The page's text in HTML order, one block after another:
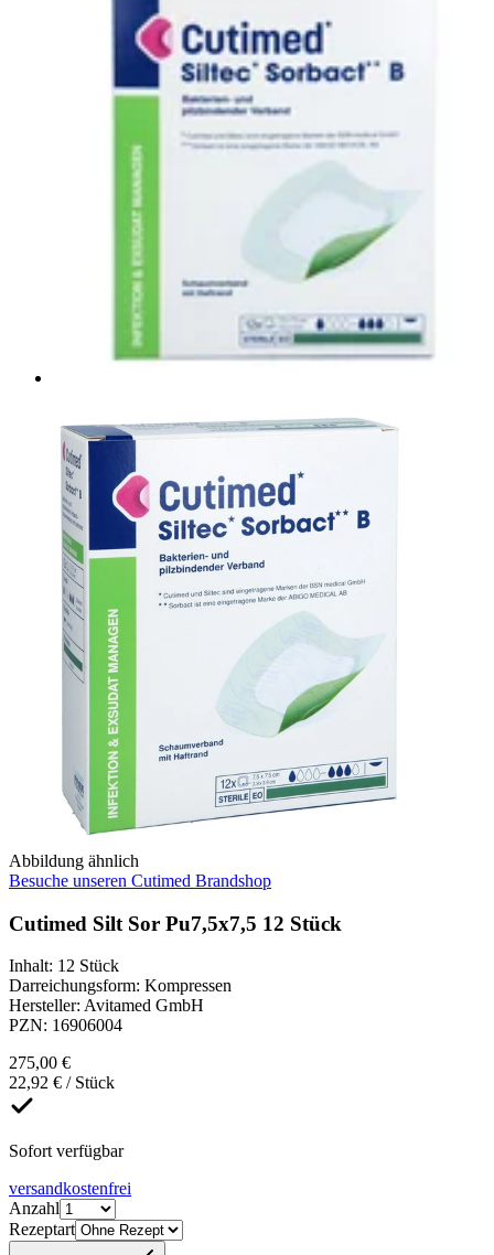
Abbildung ähnlich
Besuche unseren Cutimed Brandshop
Cutimed Silt Sor Pu7,5x7,5 12 Stück
Inhalt: 12 Stück
Darreichungsform: Kompressen
Hersteller: Avitamed GmbH
PZN: 16906004
275,00 €
22,92 € / Stück
Sofort verfügbar
versandkostenfrei
Anzahl
Rezeptart